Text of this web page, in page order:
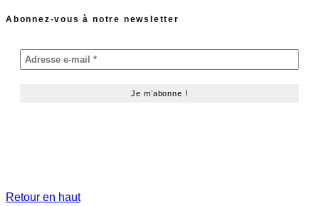
Abonnez-vous à notre newsletter
Retour en haut